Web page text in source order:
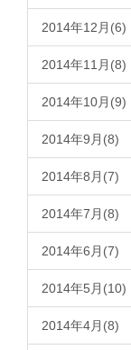
2014年12月(6)
2014年11月(8)
2014年10月(9)
2014年9月(8)
2014年8月(7)
2014年7月(8)
2014年6月(7)
2014年5月(10)
2014年4月(8)